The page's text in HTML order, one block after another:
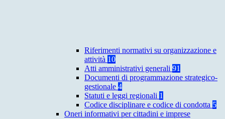
Riferimenti normativi su organizzazione e
attività 10
Atti amministrativi generali 91
Documenti di programmazione strategico-
gestionale 4
Statuti e leggi regionali 1
Codice disciplinare e codice di condotta 5
Oneri informativi per cittadini e imprese